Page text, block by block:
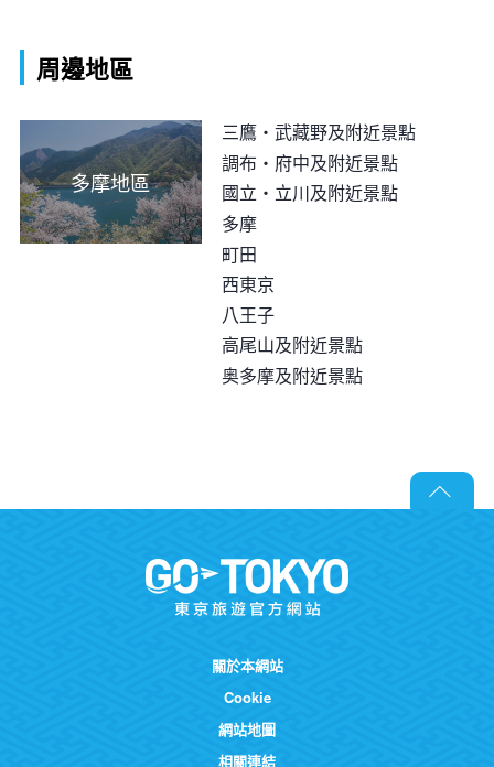
周邊地區
多摩地區
三鷹・武藏野及附近景點
調布・府中及附近景點
國立・立川及附近景點
多摩
町田
西東京
八王子
高尾山及附近景點
奥多摩及附近景點
關於本網站
Cookie
網站地圖
相關連結